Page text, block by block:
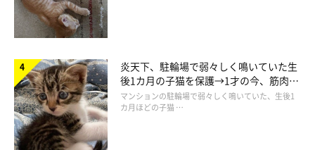
炎天下、駐輪場で弱々しく鳴いていた生
後1カ月の子猫を保護→1才の今、筋肉質
でツンデレなコに成長
マンションの駐輪場で弱々しく鳴いていた、生後1
カ月ほどの子猫 …